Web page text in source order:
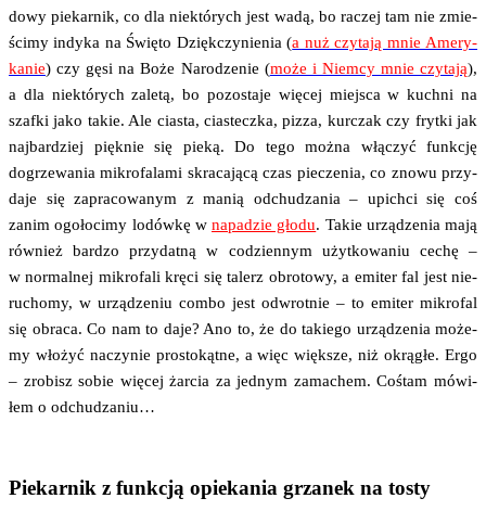
do­wy pie­kar­nik, co dla nie­któ­rych jest wadą, bo raczej tam nie zmie­
ści­my indy­ka na Świę­to Dzięk­czy­nie­nia (a nuż czy­ta­ją mnie Ame­ry­
ka­nie) czy gęsi na Boże Naro­dze­nie (może i Niem­cy mnie czy­ta­ją),
a dla nie­któ­rych zale­tą, bo pozo­sta­je wię­cej miej­sca w kuch­ni na
szaf­ki jako takie. Ale cia­sta, cia­stecz­ka, piz­za, kur­czak czy fryt­ki jak
naj­bar­dziej pięk­nie się pie­ką. Do tego moż­na włą­czyć funk­cję
dogrze­wa­nia mikro­fa­la­mi skra­ca­ją­cą czas pie­cze­nia, co zno­wu przy­
da­je się zapra­co­wa­nym z manią odchu­dza­nia – upich­ci się coś
zanim ogo­ło­ci­my lodów­kę w napa­dzie gło­du. Takie urzą­dze­nia mają
rów­nież bar­dzo przy­dat­ną w codzien­nym użyt­ko­wa­niu cechę –
w nor­mal­nej mikro­fa­li krę­ci się talerz obro­to­wy, a emi­ter fal jest nie­
ru­cho­my, w urzą­dze­niu com­bo jest odwrot­nie – to emi­ter mikro­fal
się obra­ca. Co nam to daje? Ano to, że do takie­go urzą­dze­nia może­
my wło­żyć naczy­nie pro­sto­kąt­ne, a więc więk­sze, niż okrą­głe. Ergo
– zro­bisz sobie wię­cej żar­cia za jed­nym zama­chem. Coś­tam mówi­
łem o odchudzaniu…
Piekarnik z funkcją opiekania grzanek na tosty